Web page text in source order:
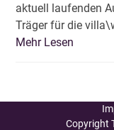
aktuell laufenden
Träger für die
Mehr Lesen
Copyright